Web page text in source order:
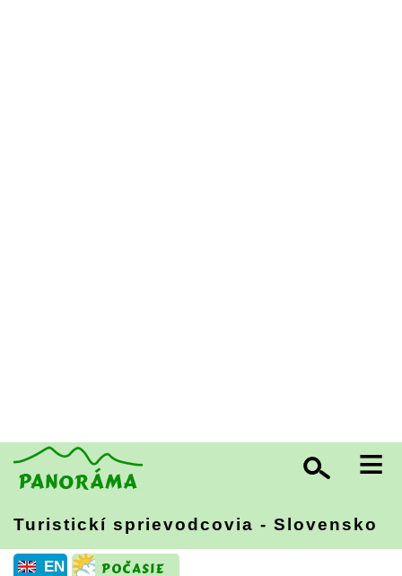
≡
Turistickí sprievodcovia - Slovensko
EN